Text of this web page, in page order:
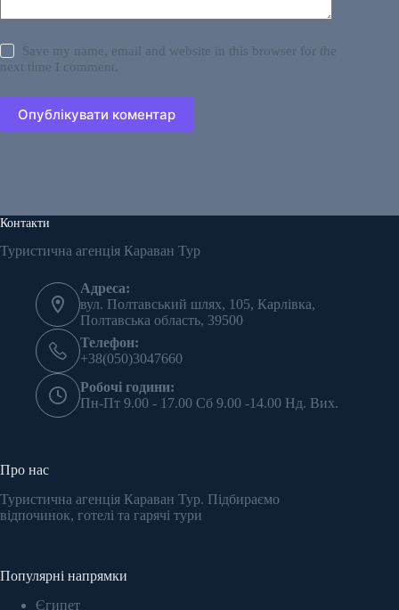
Save my name, email and website in this browser for the
next time I comment.
Опублікувати коментар
Контакти
Туристична агенція Караван Тур
Адреса:
вул. Полтавський шлях, 105, Карлівка,
Полтавська область, 39500
Телефон:
+38(050)3047660
Робочі години:
Пн-Пт 9.00 - 17.00 Сб 9.00 -14.00 Нд. Вих.
Про нас
Туристична агенція Караван Тур. Підбираємо
відпочинок, готелі та гарячі тури
Популярні напрямки
Єгипет